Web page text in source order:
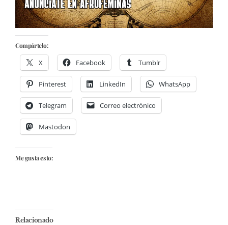
Compártelo:
X Facebook Tumblr
Pinterest LinkedIn WhatsApp
Telegram Correo electrónico
Mastodon
Me gusta esto:
Relacionado